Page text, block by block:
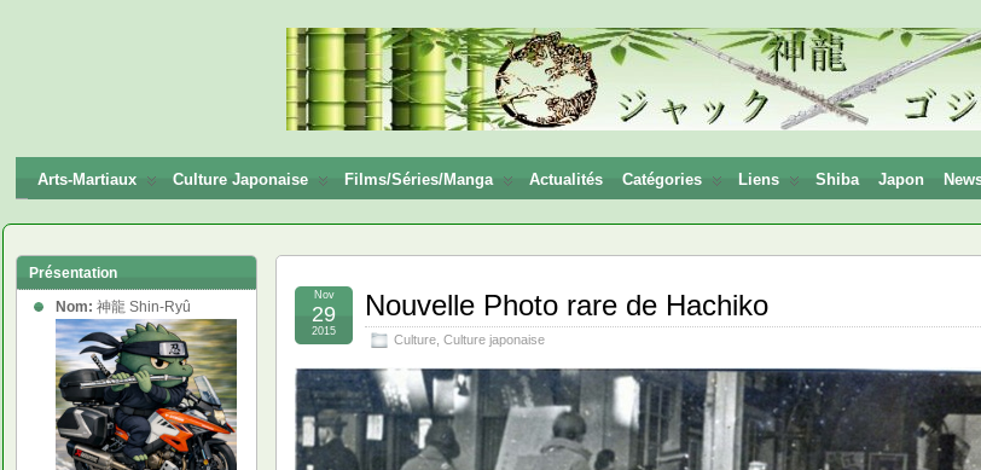
Ryū
Arts-Martiaux Culture Japonaise Films/Séries/Manga Actualités Catégories Liens Shiba Japon
Nouvelle Photo rare de Hachiko
Culture ,Culture japonaise
Nov
29
2015
Présentation
Nom: 神龍 Shin-Ryû